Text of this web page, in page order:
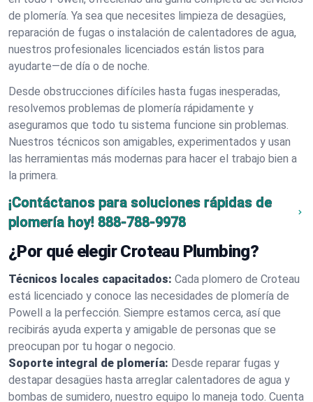
de plomería. Ya sea que necesites limpieza de desagües,
reparación de fugas o instalación de calentadores de agua,
nuestros profesionales licenciados están listos para
ayudarte—de día o de noche.
Desde obstrucciones difíciles hasta fugas inesperadas,
resolvemos problemas de plomería rápidamente y
aseguramos que todo tu sistema funcione sin problemas.
Nuestros técnicos son amigables, experimentados y usan
las herramientas más modernas para hacer el trabajo bien a
la primera.
¡Contáctanos para soluciones rápidas de
plomería hoy! 888-788-9978
¿Por qué elegir Croteau Plumbing?
Técnicos locales capacitados: Cada plomero de Croteau
está licenciado y conoce las necesidades de plomería de
Powell a la perfección. Siempre estamos cerca, así que
recibirás ayuda experta y amigable de personas que se
preocupan por tu hogar o negocio.
Soporte integral de plomería: Desde reparar fugas y
destapar desagües hasta arreglar calentadores de agua y
bombas de sumidero, nuestro equipo lo maneja todo. Cuenta